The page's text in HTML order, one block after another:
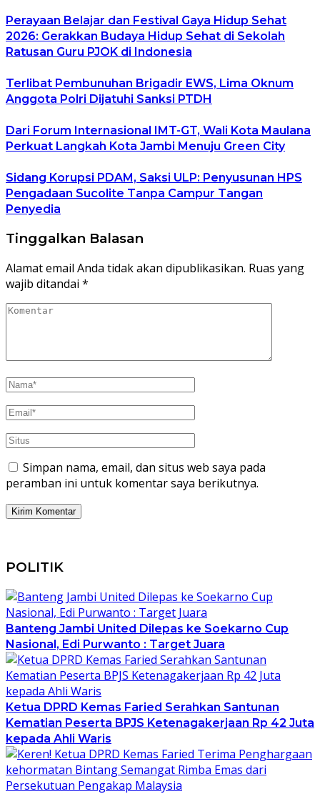
Perayaan Belajar dan Festival Gaya Hidup Sehat
2026: Gerakkan Budaya Hidup Sehat di Sekolah
Ratusan Guru PJOK di Indonesia
Terlibat Pembunuhan Brigadir EWS, Lima Oknum
Anggota Polri Dijatuhi Sanksi PTDH
Dari Forum Internasional IMT-GT, Wali Kota Maulana
Perkuat Langkah Kota Jambi Menuju Green City
Sidang Korupsi PDAM, Saksi ULP: Penyusunan HPS
Pengadaan Sucolite Tanpa Campur Tangan
Penyedia
Tinggalkan Balasan
Alamat email Anda tidak akan dipublikasikan. Ruas yang
wajib ditandai *
Simpan nama, email, dan situs web saya pada
peramban ini untuk komentar saya berikutnya.
POLITIK
Banteng Jambi United Dilepas ke Soekarno Cup
Nasional, Edi Purwanto : Target Juara
Ketua DPRD Kemas Faried Serahkan Santunan
Kematian Peserta BPJS Ketenagakerjaan Rp 42 Juta
kepada Ahli Waris